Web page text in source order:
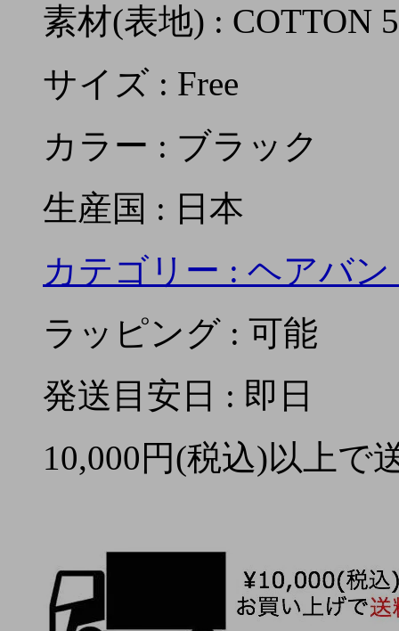
素材(表地) : COTTON
サイズ : Free
カラー : ブラック
生産国 : 日本
カテゴリー : ヘアバン
ラッピング : 可能
発送目安日 : 即日
10,000円(税込)以上で